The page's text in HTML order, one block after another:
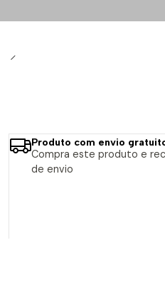
Produto com envio
Compra este produto e
de envio